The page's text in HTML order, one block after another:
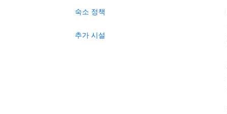
숙소 정책
추가 시설